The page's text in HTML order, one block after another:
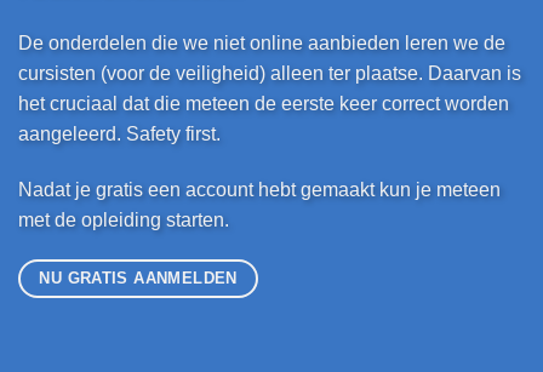
De onderdelen die we niet online aanbieden leren we de
cursisten (voor de veiligheid) alleen ter plaatse. Daarvan is
het cruciaal dat die meteen de eerste keer correct worden
aangeleerd. Safety first.
Nadat je gratis een account hebt gemaakt kun je meteen
met de opleiding starten.
NU GRATIS AANMELDEN